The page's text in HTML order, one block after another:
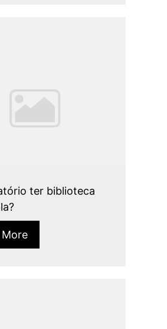
ter biblioteca
More